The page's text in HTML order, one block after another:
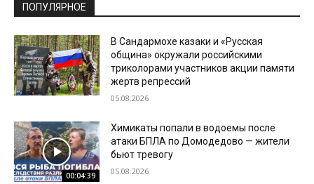
ПОПУЛЯРНОЕ
В Сандармохе казаки и «Русская
община» окружали российскими
триколорами участников акции памяти
жертв репрессий
05.08.2026
00:04:39
Химикаты попали в водоемы после
атаки БПЛА по Домодедово — жители
бьют тревогу
05.08.2026